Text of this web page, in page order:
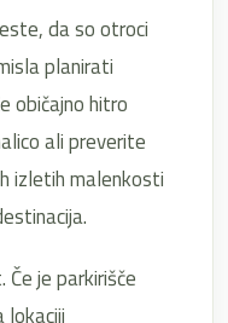
da so otroci
planirati
običajno hitro
ali preverite
izletih malenkosti
je parkirišče
lokaciji